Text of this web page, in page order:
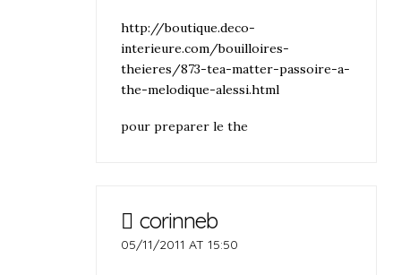
http://boutique.deco-
interieure.com/bouilloires-
theieres/873-tea-matter-passoire-a-
the-melodique-alessi.html
pour preparer le the
corinneb
05/11/2011 AT 15:50